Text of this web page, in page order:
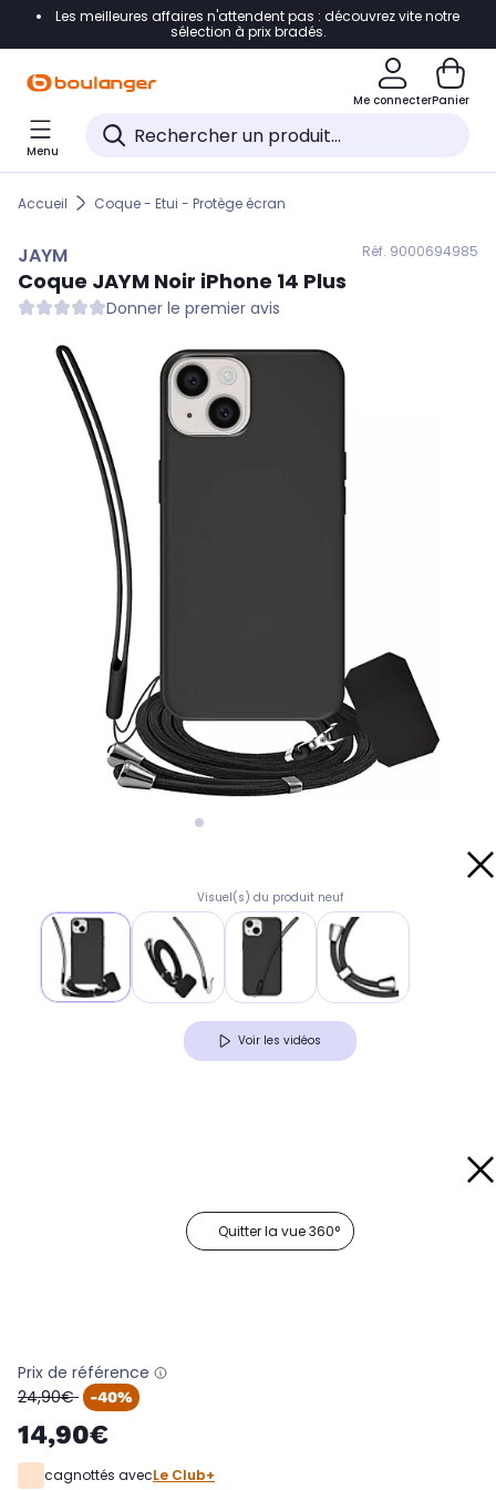
Accéder directement à la navigation
Accéder directement au pied de page
Accéder directement au chatbot
Les meilleures affaires n'attendent pas : découvrez vite notre
sélection à prix bradés.
Me connecterPanier
Menu
Accueil Coque - Etui - Protège écran
JAYM Réf. 9000694985
Coque JAYM Noir iPhone 14 Plus
Donner le premier avis
Visuel(s) du produit neuf
Voir les vidéos
Quitter la vue 360°
Prix de référence
oldPrice
24,90€ -40%
14,90€
cagnottés avecLe Club+